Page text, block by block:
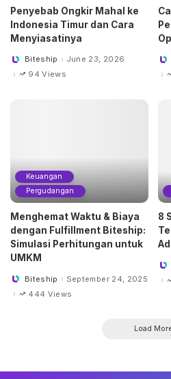
Penyebab Ongkir Mahal ke
Indonesia Timur dan Cara
Menyiasatinya
PostedBiteship
June 23, 2026
94 Views
Keuangan
Pergudangan
Menghemat Waktu & Biaya
dengan Fulfillment Biteship:
Simulasi Perhitungan untuk
UMKM
PostedBiteship
September 24, 2025
444 Views
8
Load